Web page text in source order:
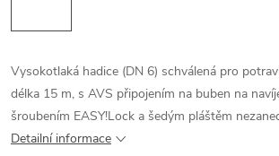
Vysokotlaká hadice (DN 6) schválená pro
délka 15 m, s AVS připojením na buben na
šroubením EASY!Lock a šedým pláštěm
Detailní informace